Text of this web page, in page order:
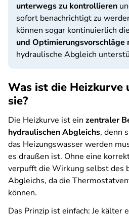
unterwegs zu kontrollieren
sofort benachrichtigt zu
können sogar kontinuierlich die
und Optimierungsvorschläge
hydraulische Abgleich
Was ist die Heizkurve
sie?
Die Heizkurve ist ein zentraler
hydraulischen Abgleichs, denn
das Heizungswasser werden
es draußen ist. Ohne eine
verpufft die Wirkung selbst des
Abgleichs, da die
können.
Das Prinzip ist einfach: Je kälter